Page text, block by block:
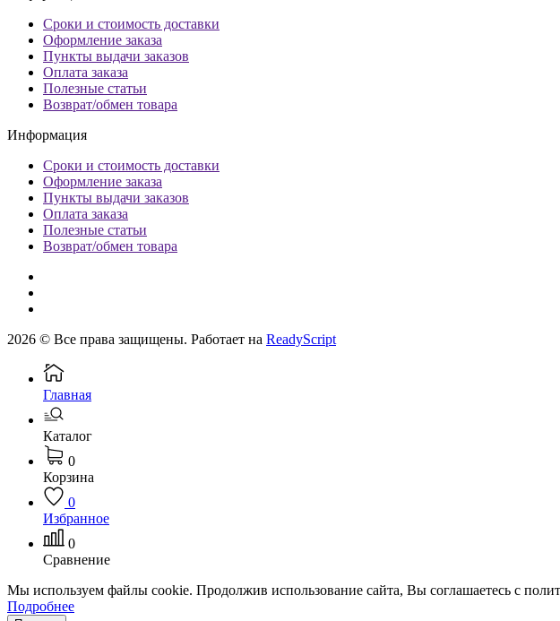
Сроки и стоимость доставки
Оформление заказа
Пункты выдачи заказов
Оплата заказа
Полезные статьи
Возврат/обмен товара
Информация
Сроки и стоимость доставки
Оформление заказа
Пункты выдачи заказов
Оплата заказа
Полезные статьи
Возврат/обмен товара
2026 © Все права защищены. Работает на ReadyScript
Главная
Каталог
0
Корзина
0
Избранное
0
Сравнение
Мы используем файлы cookie. Продолжив использование сайта, Вы соглашаетесь с
Подробнее